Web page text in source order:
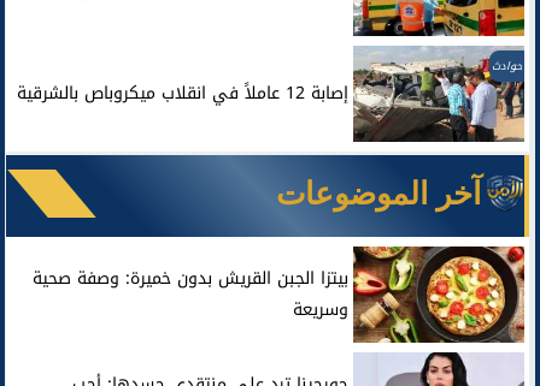
حوادث
إصابة 12 عاملاً في انقلاب ميكروباص بالشرقية
آخر الموضوعات
بيتزا الجبن القريش بدون خميرة: وصفة صحية
وسريعة